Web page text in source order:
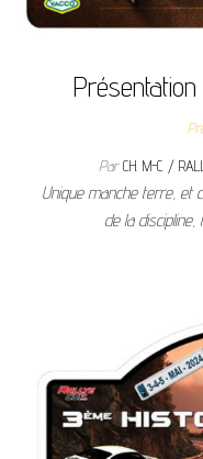
ParCH. M-C /
Unique manche terre, et
de la discipline,